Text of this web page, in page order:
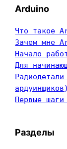
Arduino
Что такое
Зачем мне
Начало
Для
ардуинщиков)
Первые
Разделы